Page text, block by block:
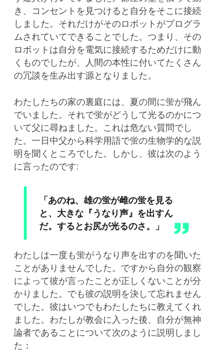
き、コンセントを見つけると自分をそこに接続
しました。それだけがそのロボットがプログラ
ムされていてできることでした。つまり、その
ロボットは自分を電気に接続するためだけに動
くものでしたが、人間の本性に付いてたくさん
の冗談を生み出す源となりました。
わたしたちの家の裏庭には、夏の間に蛍が飛ん
でいました。それで蛍がどうして光るのかにつ
いて父に尋ねました。これは危ない質問でし
た。一日中父から科学用語で蛍の生物学的な説
明を聞くところでした。しかし、彼は次のよう
に言ったのです:
「あのね、雄の蛍が雌の蛍を見る
と、大きな『うなり声』を出すん
だ。するとお尻が光るのさ。」
わたしは一度も蛍がうなり声を出すのを聞いた
ことがありませんでした。ですから自分の観察
によって彼が言ったことが正しくないことが分
かりました。でも彼の説明を決して忘れません
でした。彼はいつでもわたしたちに教えてくれ
ました。わたしが教会に入った後、自分が無神
論者であることについて次のように説明しまし
た：